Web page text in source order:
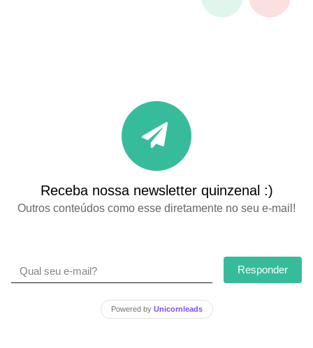
Receba nossa newsletter quinzenal :)
Outros conteúdos como esse diretamente no seu e-mail!
Responder
Powered by Unicornleads